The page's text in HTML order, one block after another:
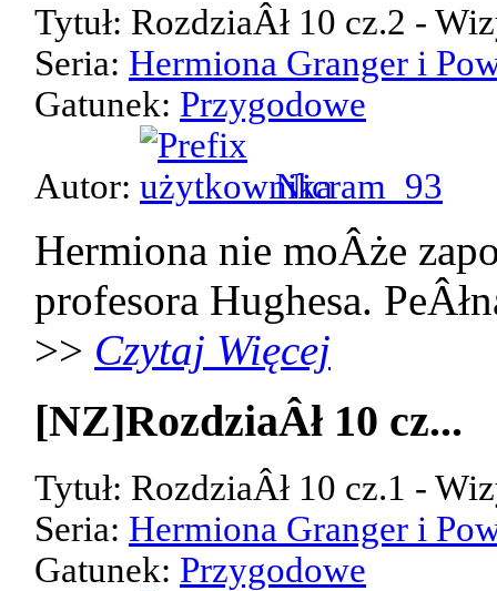
Tytuł: RozdziaÂł 10 cz.2 -
Seria: Hermiona Granger i
Gatunek: Przygodowe
Autor: Nicram_93
Hermiona nie moÂże
profesora Hughesa.
>> Czytaj Więcej
[NZ]RozdziaÂł 10 cz...
Tytuł: RozdziaÂł 10 cz.1 -
Seria: Hermiona Granger i
Gatunek: Przygodowe